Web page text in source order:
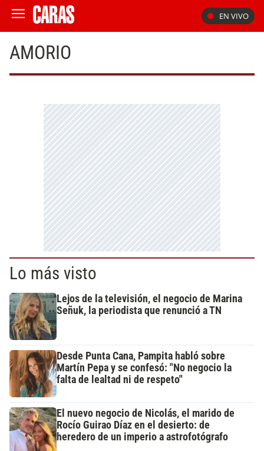
EN VIVO
AMORIO
Lo más visto
Lejos de la televisión, el negocio de Marina
Señuk, la periodista que renunció a TN
Desde Punta Cana, Pampita habló sobre
Martín Pepa y se confesó: "No negocio la
falta de lealtad ni de respeto"
El nuevo negocio de Nicolás, el marido de
Rocío Guirao Díaz en el desierto: de
heredero de un imperio a astrofotógrafo